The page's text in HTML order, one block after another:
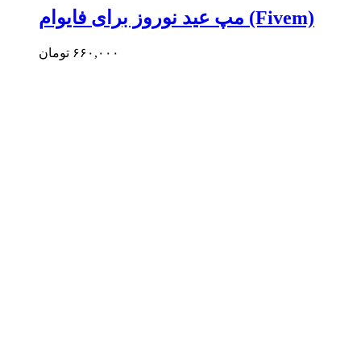
مپ عید نوروز برای فایوام (Fivem)
۶۶۰,۰۰۰ تومان